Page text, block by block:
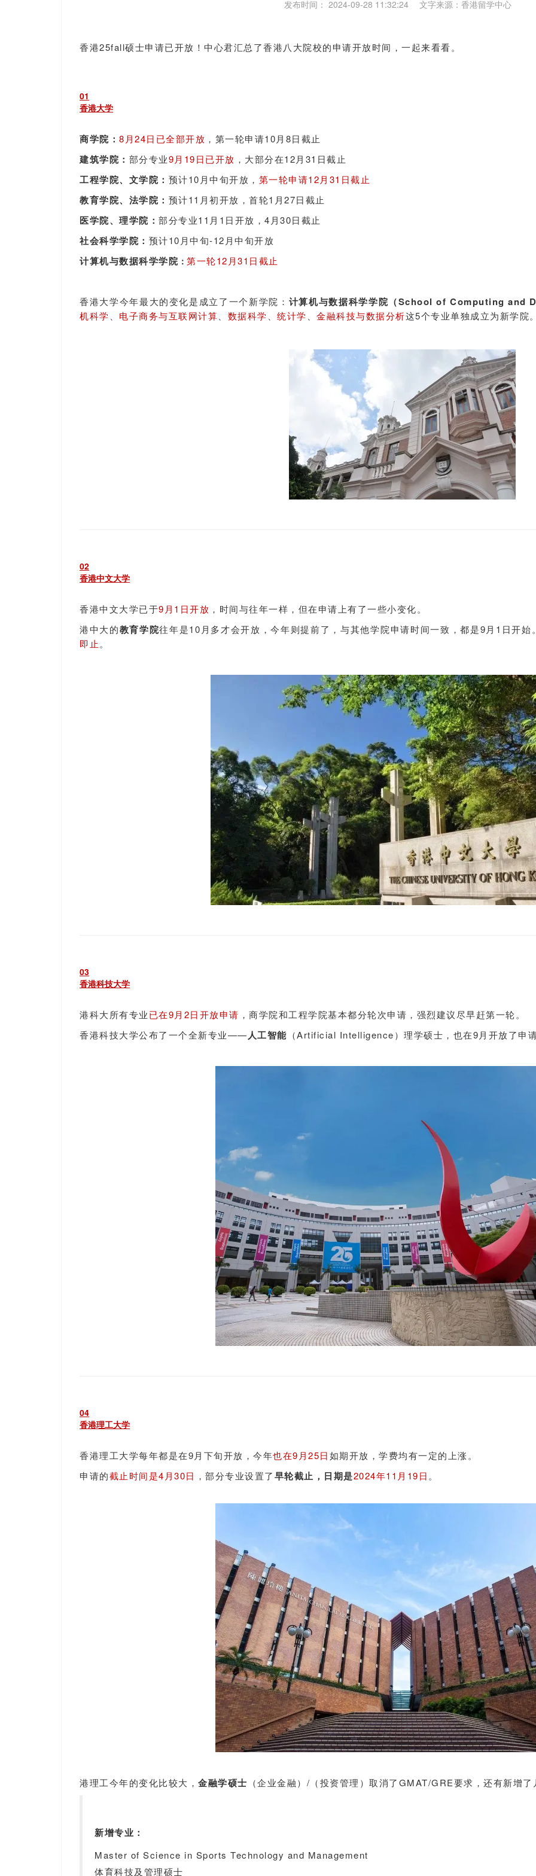
发布时间： 2024-09-28 11:32:24 文字来源：香港留学中心
香港25fall硕士申请已开放！中心君汇总了香港八大院校的申请开放时间，一起来看看。
01
香港大学
商学院： 8月24日已全部开放 ，第一轮申请10月8日截止
建筑学院： 部分专业9月19日已开放 ，大部分在12月31日截止
工程学院、 文学院： 预计10月中旬开放， 第一轮申请12月31日截止
教育学院、 法学院： 预计11月初开放，首轮1月27日截止
医学院、 理学院： 部分专业11月1日开放，4月30日截止
社会科学学院： 预计10月中旬-12月中旬开放
计算机与数据科学学院 ： 第一轮12月31日截止
香港大学今年最大的变化是成立了一个新学院： 计算机与数据科学学院（School of Computing and
机科学 电子商务与互联网计算 数据科学 统计学 金融科技与数据分析这5个专业单独成立为新学院
02
香港中文大学
香港中文大学已于9月1日开放 ，时间与往年一样，但在申请上有了一些小变化。
港中大的教育学院往年是10月多才会开放，今年则提前了，与其他学院申请时间一致，都是9月1日开始
即止 。
03
香港科技大学
港科大所有专业已在9月2日开放申请 ，商学院和工程学院基本都分轮次申请，强烈建议尽早赶第一轮。
香港科技大学公布了一个全新专业——人工智能 （Artificial Intelligence）理学硕士，也在9月开放了申
04
香港理工大学
香港理工大学每年都是在9月下旬开放，今年也在9月25日如期开放， 学费均有一定的上涨。
申请的截止时间是4月30日 ，部分专业设置了早轮截止，日期是2024年11月19日 。
港理工今年的变化比较大， 金融学硕士 （企业金融）/（投资管理）取消了GMAT/GRE要求，还有新增
新增专业：
Master of Science in Sports Technology and Management
体育科技及管理硕士